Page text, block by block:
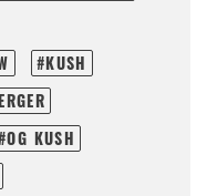
KUSH
OG KUSH